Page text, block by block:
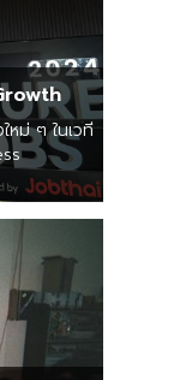
หม่ ๆ ในเวที